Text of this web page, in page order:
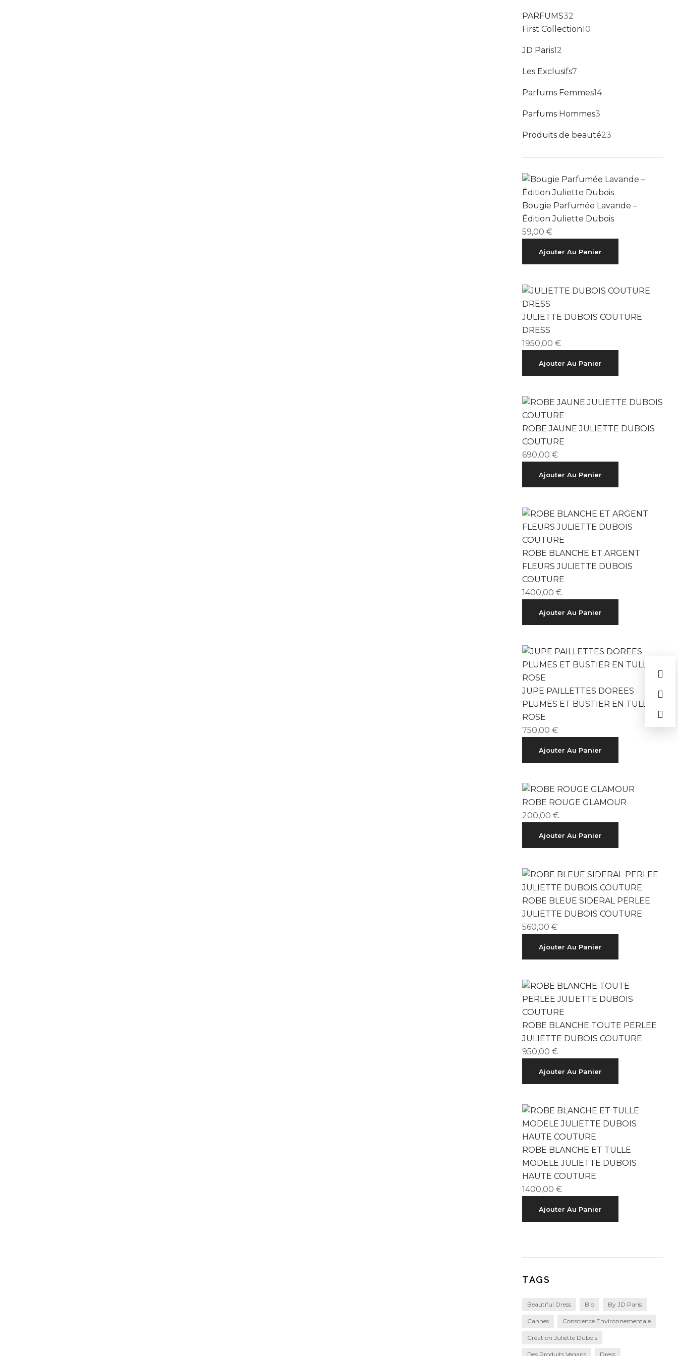
PARFUMS32
First Collection10
JD Paris12
Les Exclusifs7
Parfums Femmes1414 produits
Parfums Hommes3
Produits de beauté23
Bougie Parfumée Lavande –
Édition Juliette Dubois
59,00 €
Ajouter Au Panier
JULIETTE DUBOIS COUTURE
DRESS
1950,00 €
Ajouter Au Panier
ROBE JAUNE JULIETTE DUBOIS
COUTURE
690,00 €
Ajouter Au Panier
ROBE BLANCHE ET ARGENT
FLEURS JULIETTE DUBOIS
COUTURE
1400,00 €
Ajouter Au Panier
JUPE PAILLETTES DOREES
PLUMES ET BUSTIER EN TULLE
ROSE
750,00 €
Ajouter Au Panier
ROBE ROUGE GLAMOUR
200,00 €
Ajouter Au Panier
ROBE BLEUE SIDERAL PERLEE
JULIETTE DUBOIS COUTURE
560,00 €
Ajouter Au Panier
ROBE BLANCHE TOUTE PERLEE
JULIETTE DUBOIS COUTURE
950,00 €
Ajouter Au Panier
ROBE BLANCHE ET TULLE
MODELE JULIETTE DUBOIS
HAUTE COUTURE
1400,00 €
Ajouter Au Panier
TAGS
Beautiful Dress Bio By JD Paris
Cannes Conscience Environnementale
Création Juliette Dubois
Des Produits Vegans Dress